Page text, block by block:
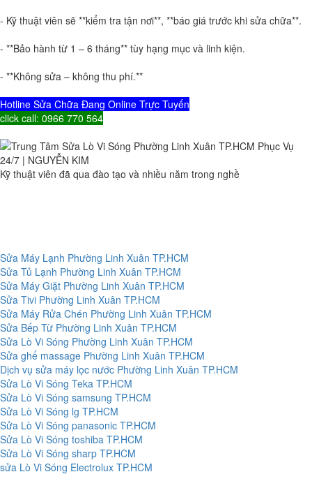
- Kỹ thuật viên sẽ **kiểm tra tận nơi**, **báo giá trước khi sửa chữa**.
- **Bảo hành từ 1 – 6 tháng** tùy hạng mục và linh kiện.
- **Không sửa – không thu phí.**
Hotline Sửa Chữa Đang Online Trực Tuyến
click call: 0966 770 564
Kỹ thuật viên đã qua đào tạo và nhiều năm trong nghề
Sửa Máy Lạnh Phường Linh Xuân TP.HCM
Sửa Tủ Lạnh Phường Linh Xuân TP.HCM
Sửa Máy Giặt Phường Linh Xuân TP.HCM
Sửa Tivi Phường Linh Xuân TP.HCM
Sửa Máy Rửa Chén Phường Linh Xuân TP.HCM
Sửa Bếp Từ Phường Linh Xuân TP.HCM
Sửa Lò Vi Sóng Phường Linh Xuân TP.HCM
Sửa ghế massage Phường Linh Xuân TP.HCM
Dịch vụ sửa máy lọc nước Phường Linh Xuân TP.HCM
Sửa Lò Vi Sóng Teka TP.HCM
Sửa Lò Vi Sóng samsung TP.HCM
Sửa Lò Vi Sóng lg TP.HCM
Sửa Lò Vi Sóng panasonic TP.HCM
Sửa Lò Vi Sóng toshiba TP.HCM
Sửa Lò Vi Sóng sharp TP.HCM
sửa Lò Vi Sóng Electrolux TP.HCM